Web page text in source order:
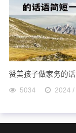
赞美孩子做家务的
5034 2024